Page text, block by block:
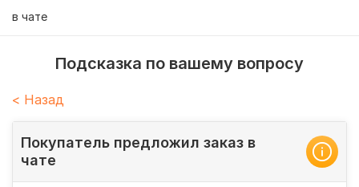
в чате
Подсказка по вашему вопросу
< Назад
Покупатель предложил заказ в
чате